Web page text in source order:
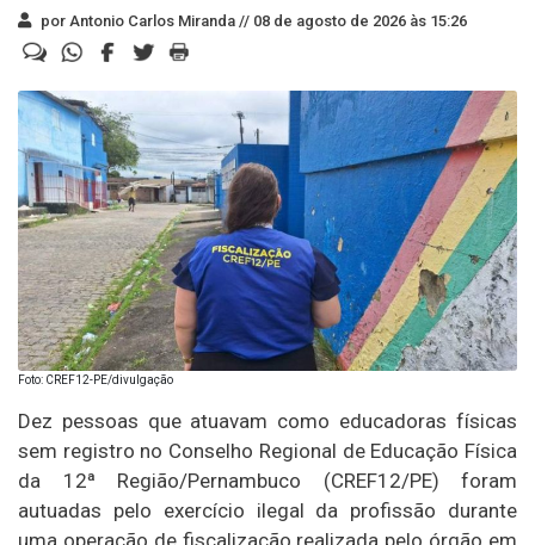
por Antonio Carlos Miranda // 08 de agosto de 2026 às 15:26
Foto: CREF12-PE/divulgação
Dez pessoas que atuavam como educadoras físicas
sem registro no Conselho Regional de Educação Física
da 12ª Região/Pernambuco (CREF12/PE) foram
autuadas pelo exercício ilegal da profissão durante